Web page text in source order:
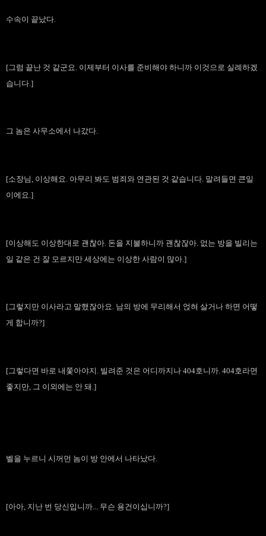
수속이 끝났다.
[그럼 끝난 것 같군요. 이제부터 이사를 준비해야 하니까 이것으로 실례하겠
습니다.]
그 놈은 사무소에서 나갔다.
[소장님, 이상해요. 아무리 봐도 범죄와 연관된 것 같습니다. 말려들면 큰일
이에요.]
[이상해도 이상한대로 괜찮아. 돈을 지불하니까 괜찮잖아. 없는 방을 빌리는
일 같은 건 잘 모르지만 세상에는 이상한 사람이 많아.]
[그렇지만 이사라고 말했잖아요. 남의 방에 무리해서 얹혀 살거나 하면 어떻
게 합니까?]
[그렇다면 바로 내쫓아야지. 빌려준 것은 어디까지나 404호니까. 404호라면
좋지만, 그 이외에는 안 돼.]
벨을 누르니 시꺼먼 놈이 방 안에서 나타났다.
[아아, 지난 번 당신입니까... 무슨 용건이십니까?]